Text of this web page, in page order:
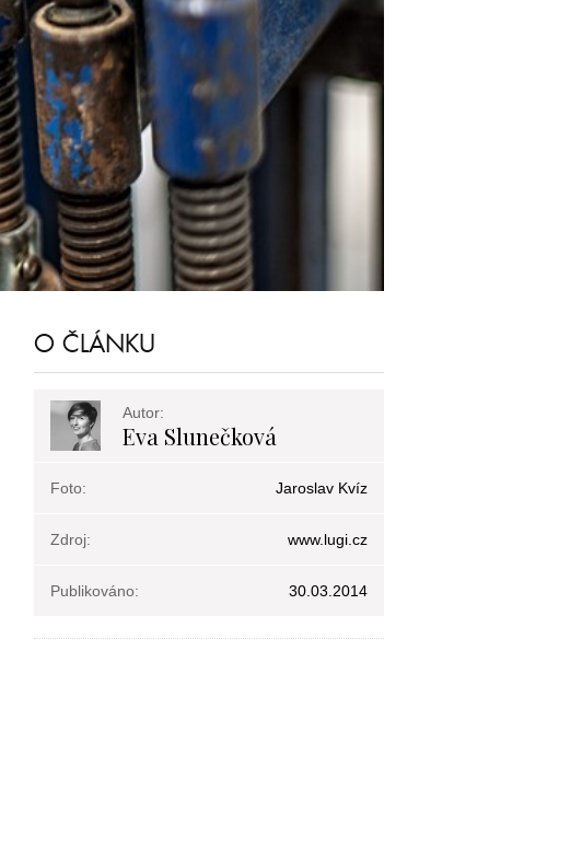
O ČLÁNKU
Autor:
Eva Slunečková
Foto: Jaroslav Kvíz
Zdroj: www.lugi.cz
Publikováno: 30.03.2014